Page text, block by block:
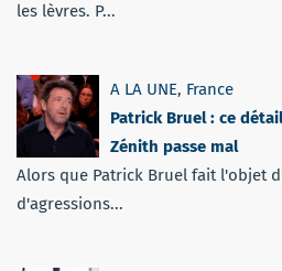
les lèvres. P...
A LA UNE, France
Patrick Bruel : ce
Zénith passe mal
Alors que Patrick Bruel fait l'objet
d'agressions...